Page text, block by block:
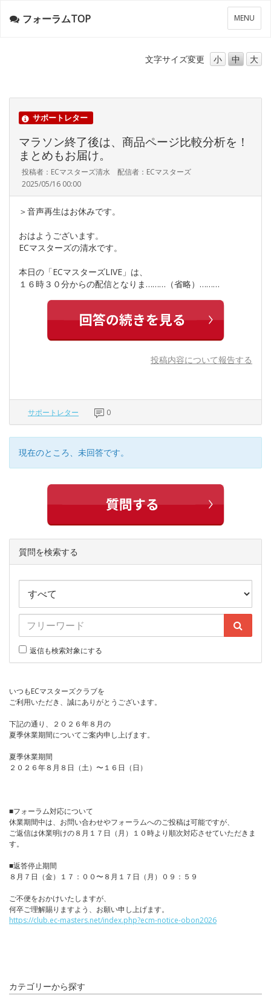
メ
ニ
ー
MENU
フォーラムTOP
文字サイズ変更 小 中 大
サポートレター
マラソン終了後は、商品ページ比較分析を！
まとめもお届け。
投稿者：ECマスターズ清水 配信者：ECマスターズ
2025/05/16 00:00
＞音声再生はお休みです。
おはようございます。
ECマスターズの清水です。
本日の「ECマスターズLIVE」は、
１６時３０分からの配信となりま………（省略）………
投稿内容について報告する
サポートレター 0
現在のところ、未回答です。
質問を検索する
返信も検索対象にする
いつもECマスターズクラブを
ご利用いただき、誠にありがとうございます。
下記の通り、２０２６年８月の
夏季休業期間についてご案内申し上げます。
夏季休業期間
２０２６年８月８日（土）〜１６日（日）
■フォーラム対応について
休業期間中は、お問い合わせやフォーラムへのご投稿は可能ですが、
ご返信は休業明けの８月１７日（月）１０時より順次対応させていただきま
す。
■返答停止期間
８月７日（金）１７：００〜８月１７日（月）０９：５９
ご不便をおかけいたしますが、
何卒ご理解賜りますよう、お願い申し上げます。
https://club.ec-masters.net/index.php?ecm-notice-obon2026
カテゴリーから探す